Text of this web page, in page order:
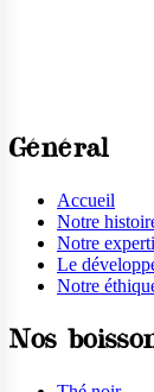
Général
Accueil
Notre
Notre
Le
Notre
Nos